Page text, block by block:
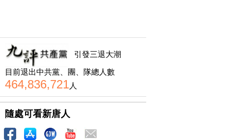
引發三退大潮
目前退出中共黨、團、隊總人數
464,836,721人
隨處可看新唐人